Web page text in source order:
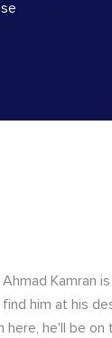
Kamran
him at his
here, he'll be on